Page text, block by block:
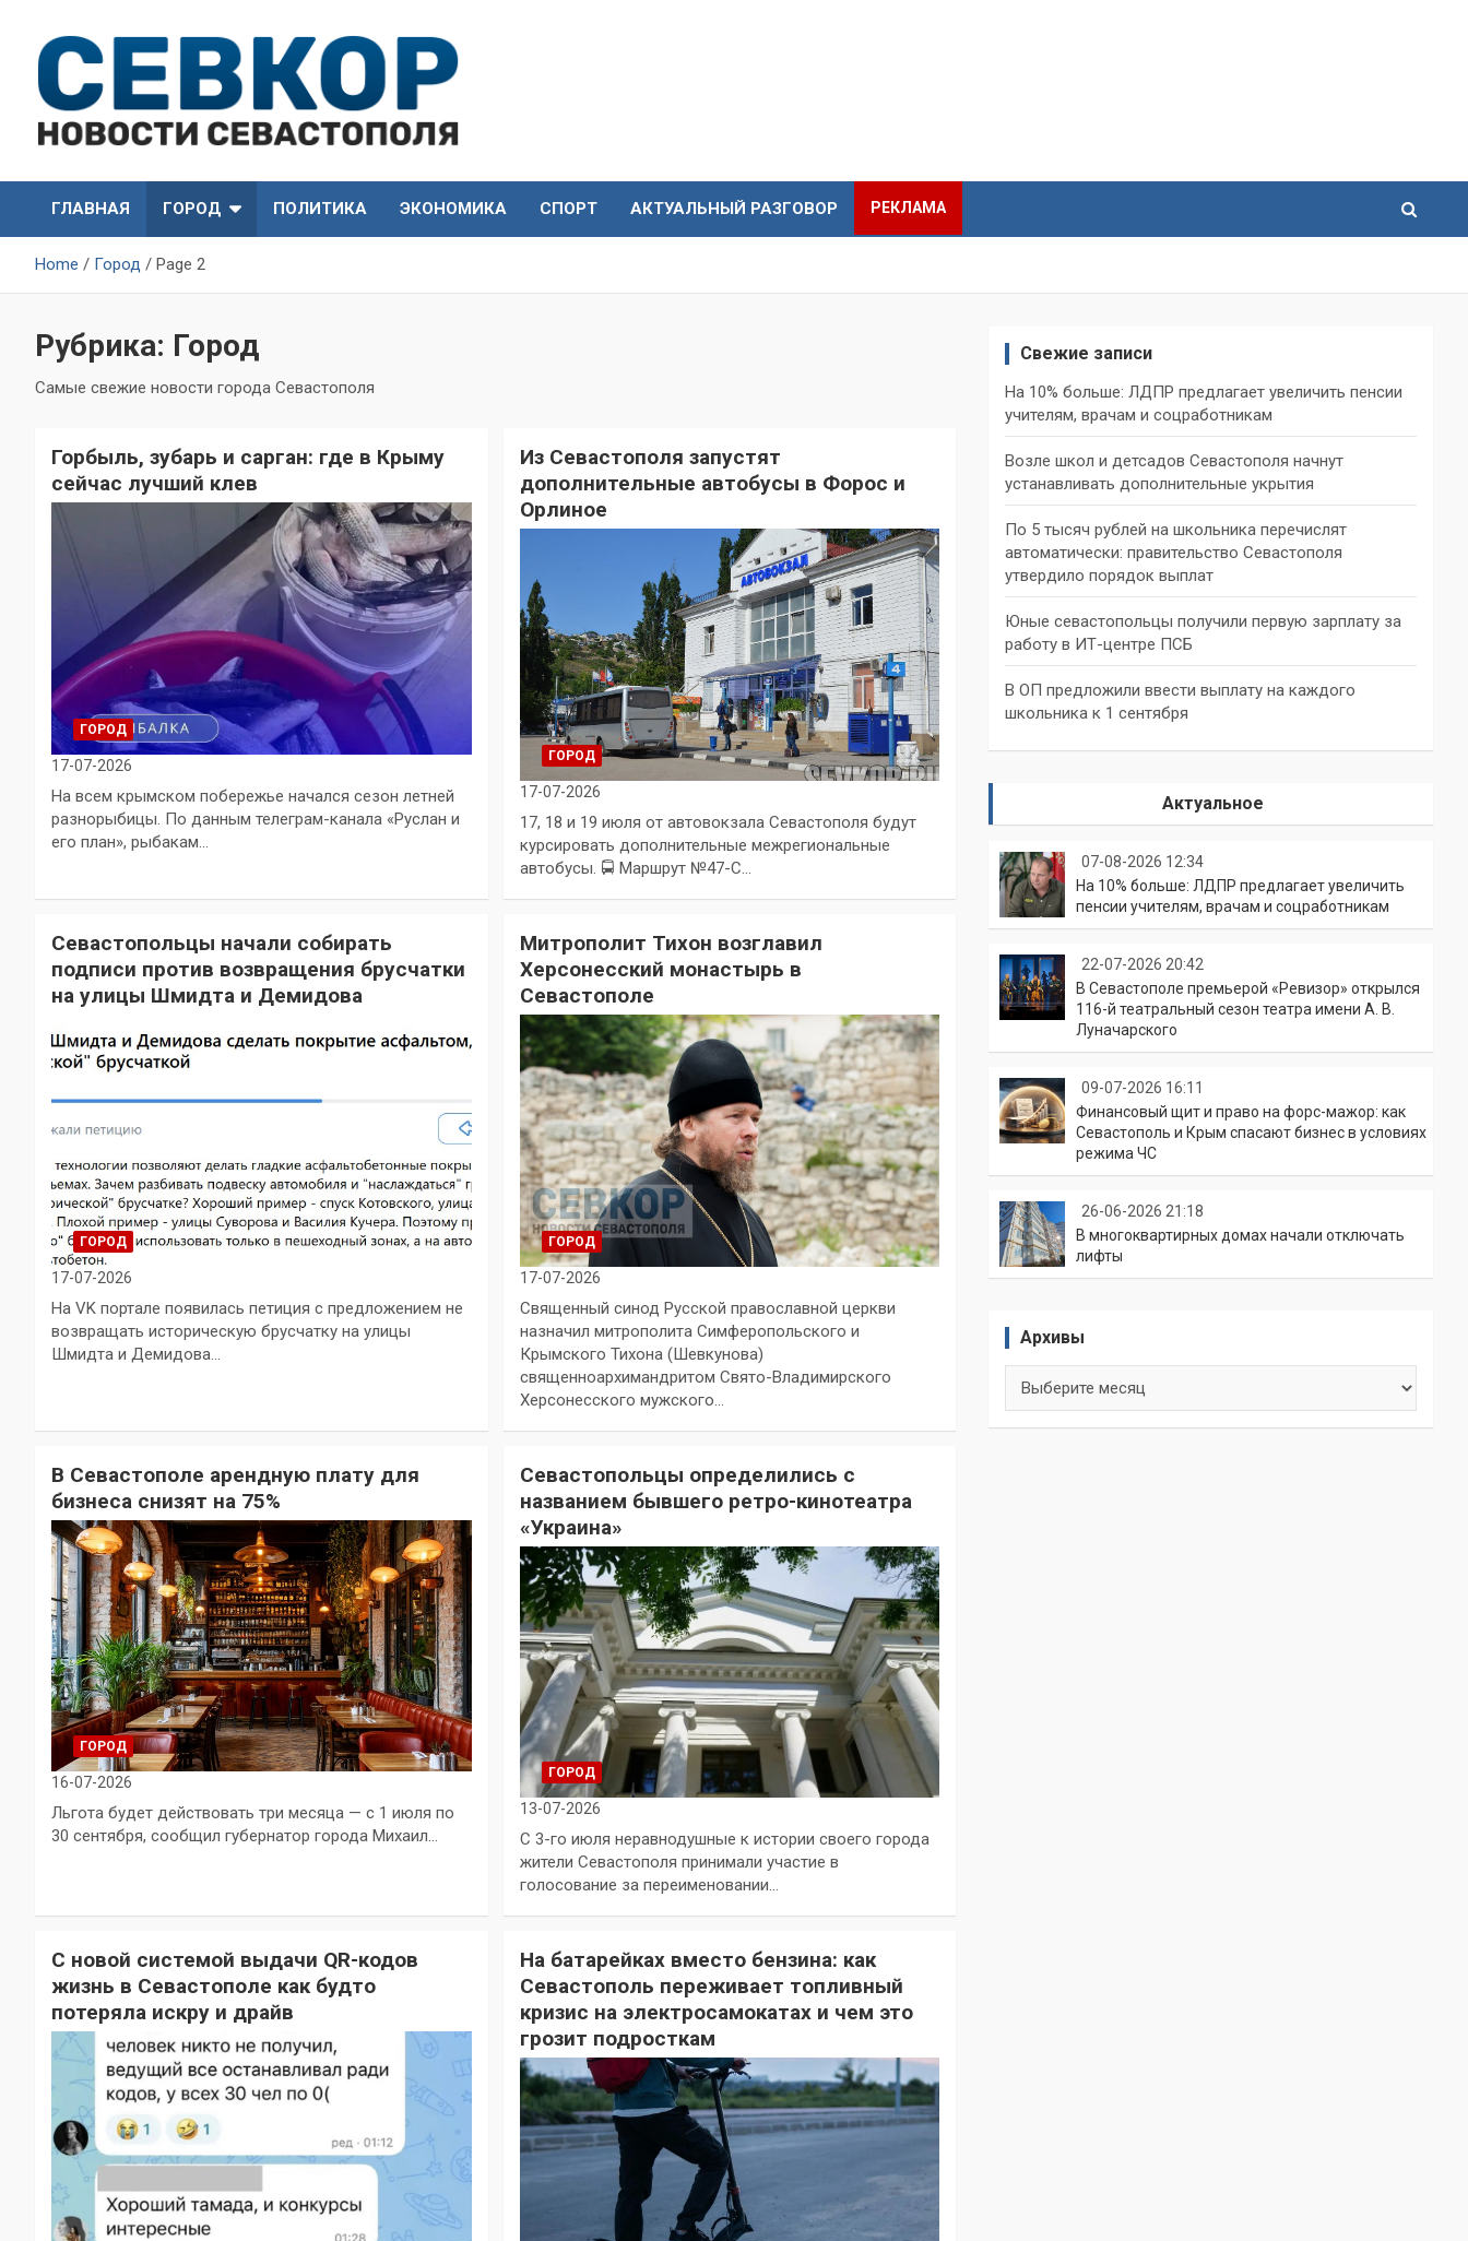
content
СевКор — Новости
Севастополя
Севастополя
ГЛАВНАЯ
ГОРОД ПОЛИТИКА ЭКОНОМИКА СПОРТ АКТУАЛЬНЫЙ РАЗГОВОР РЕКЛАМА
Home Город Page 2
Рубрика: Город
Самые свежие новости города Севастополя
Горбыль, зубарь и сарган: где в Крыму
сейчас лучший клев
ГОРОД
17-07-2026
На всем крымском побережье начался сезон летней
разнорыбицы. По данным телеграм-канала «Руслан и
его план», рыбакам…
Из Севастополя запустят
дополнительные автобусы в Форос и
Орлиное
ГОРОД
17-07-2026
17, 18 и 19 июля от автовокзала Севастополя будут
курсировать дополнительные межрегиональные
автобусы. 🚍 Маршрут №47-С…
Севастопольцы начали собирать
подписи против возвращения брусчатки
на улицы Шмидта и Демидова
ГОРОД
17-07-2026
На VK портале появилась петиция с предложением не
возвращать историческую брусчатку на улицы
Шмидта и Демидова…
Митрополит Тихон возглавил
Херсонесский монастырь в
Севастополе
ГОРОД
17-07-2026
Священный синод Русской православной церкви
назначил митрополита Симферопольского и
Крымского Тихона (Шевкунова)
священноархимандритом Свято-Владимирского
Херсонесского мужского…
️В Севастополе арендную плату для
бизнеса снизят на 75%
ГОРОД
16-07-2026
Льгота будет действовать три месяца — с 1 июля по
30 сентября, сообщил губернатор города Михаил…
Севастопольцы определились с
названием бывшего ретро-кинотеатра
«Украина»
ГОРОД
13-07-2026
С 3-го июля неравнодушные к истории своего города
жители Севастополя принимали участие в
голосование за переименовании…
С новой системой выдачи QR-кодов
жизнь в Севастополе как будто
потеряла искру и драйв
На батарейках вместо бензина: как
Севастополь переживает топливный
кризис на электросамокатах и чем это
грозит подросткам
Свежие записи
На 10% больше: ЛДПР предлагает увеличить пенсии
учителям, врачам и соцработникам
Возле школ и детсадов Севастополя начнут
устанавливать дополнительные укрытия
По 5 тысяч рублей на школьника перечислят
автоматически: правительство Севастополя
утвердило порядок выплат
Юные севастопольцы получили первую зарплату за
работу в ИТ-центре ПСБ
В ОП предложили ввести выплату на каждого
школьника к 1 сентября
Актуальное
07-08-2026 12:34
На 10% больше: ЛДПР предлагает увеличить
пенсии учителям, врачам и соцработникам
22-07-2026 20:42
В Севастополе премьерой «Ревизор» открылся
116-й театральный сезон театра имени А. В.
Луначарского
09-07-2026 16:11
Финансовый щит и право на форс-мажор: как
Севастополь и Крым спасают бизнес в условиях
режима ЧС
26-06-2026 21:18
В многоквартирных домах начали отключать
лифты
Архивы